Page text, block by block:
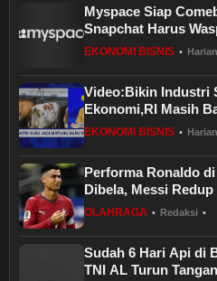
Myspace Siap
Snapchat Harus
EKONOMI BISNIS •
Video:Bikin Industri
Ekonomi,RI Masih
EKONOMI BISNIS •
Performa Ronaldo
Dibela, Messi
OLAHRAGA • Redaksi •
Sudah 6 Hari Api di
TNI AL Turun Tangan